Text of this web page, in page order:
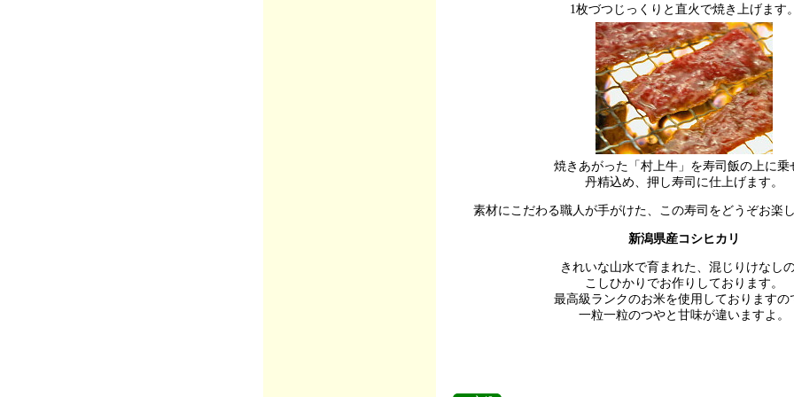
1枚づつじっくりと直火で焼き上げます。
焼きあがった「村上牛」を寿司飯の上に乗
丹精込め、押し寿司に仕上げます。
素材にこだわる職人が手がけた、この寿司をどうぞお楽
新潟県産コシヒカリ
きれいな山水で育まれた、混じりけなしの
こしひかりでお作りしております。
最高級ランクのお米を使用しておりますの
一粒一粒のつやと甘味が違いますよ。